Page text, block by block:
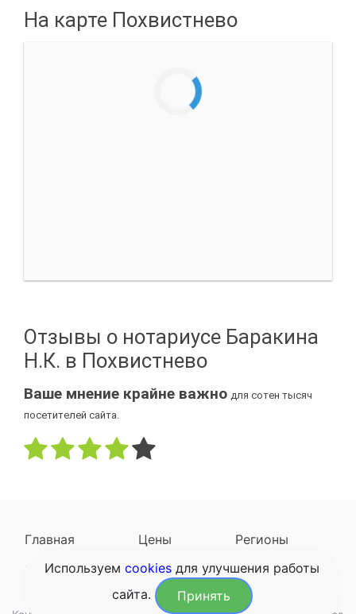
На карте Похвистнево
Отзывы о нотариусе Баракина
Н.К. в Похвистнево
Ваше мнение крайне важно для сотен тысяч
посетителей сайта.
Главная Цены
Регионы
Наследодатели
Задать вопрос
Используем cookies для улучшения работы
сайта.
Принять